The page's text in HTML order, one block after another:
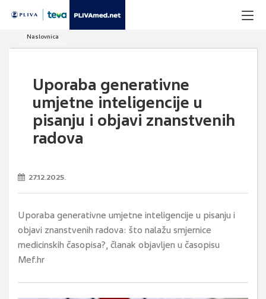
Naslovnica
Uporaba generativne
umjetne inteligencije u
pisanju i objavi znanstvenih
radova
27.12.2025.
Uporaba generativne umjetne inteligencije u pisanju i
objavi znanstvenih radova: što nalažu smjernice
medicinskih časopisa?, članak objavljen u časopisu
Mef.hr